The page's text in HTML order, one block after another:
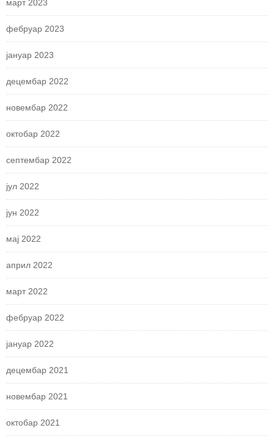
март 2023
фебруар 2023
јануар 2023
децембар 2022
новембар 2022
октобар 2022
септембар 2022
јул 2022
јун 2022
мај 2022
април 2022
март 2022
фебруар 2022
јануар 2022
децембар 2021
новембар 2021
октобар 2021